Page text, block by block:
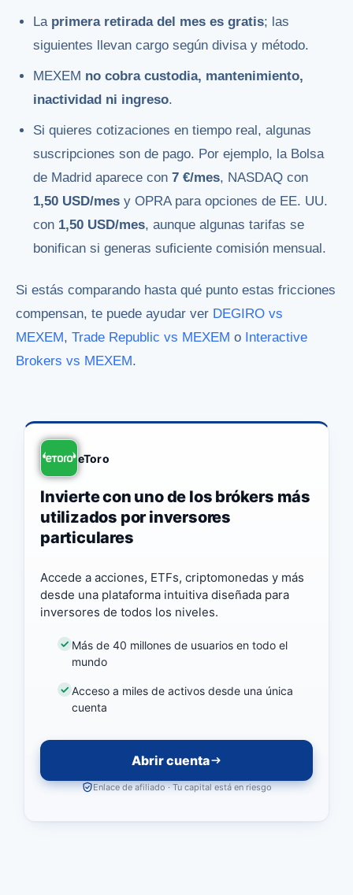
La primera retirada del mes es gratis; las
siguientes llevan cargo según divisa y método.
MEXEM no cobra custodia, mantenimiento,
inactividad ni ingreso.
Si quieres cotizaciones en tiempo real, algunas
suscripciones son de pago. Por ejemplo, la Bolsa
de Madrid aparece con7 €/mes, NASDAQ con
1,50 USD/mes y OPRA para opciones de EE. UU.
con 1,50 USD/mes, aunque algunas tarifas se
bonifican si generas suficiente comisión mensual.
Si estás comparando hasta qué punto estas fricciones
compensan, te puede ayudar ver DEGIRO vs
MEXEM, Trade Republic vs MEXEM o Interactive
Brokers vs MEXEM.
eToro
Invierte con uno de los brókers más
utilizados por inversores
particulares
Accede a acciones, ETFs, criptomonedas y más
desde una plataforma intuitiva diseñada para
inversores de todos los niveles.
Más de 40 millones de usuarios en todo el
mundo
Acceso a miles de activos desde una única
cuenta
Abrir cuenta
Enlace de afiliado · Tu capital está en riesgo